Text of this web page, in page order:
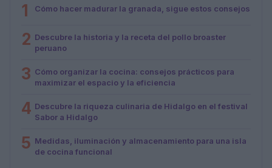
1 Cómo hacer madurar la granada, sigue estos consejos
2 Descubre la historia y la receta del pollo broaster
peruano
3 Cómo organizar la cocina: consejos prácticos para
maximizar el espacio y la eficiencia
4 Descubre la riqueza culinaria de Hidalgo en el festival
Sabor a Hidalgo
5 Medidas, iluminación y almacenamiento para una isla
de cocina funcional